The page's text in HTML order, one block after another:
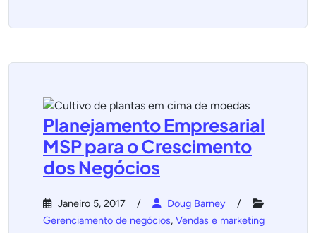
Planejamento Empresarial
MSP para o Crescimento
dos Negócios
Janeiro 5, 2017
Doug Barney
Gerenciamento de negócios, Vendas e marketing